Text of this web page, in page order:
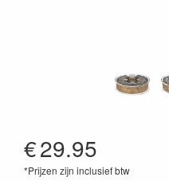
€29.95
*Prijzen zijn inclusief btw